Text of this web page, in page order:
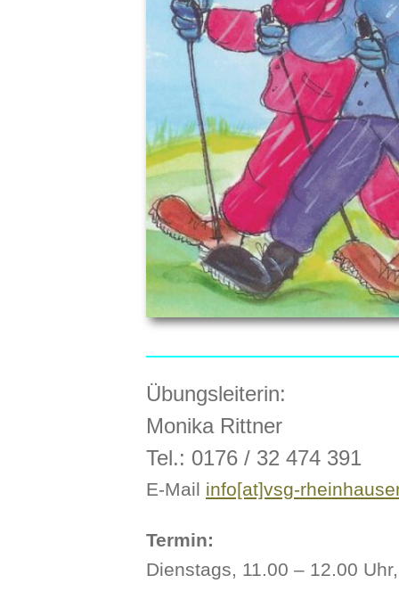
Übungsleiterin:
Monika Rittner
Tel.: 0176 / 32 474 391
E-Mail info[at]vsg-
Termin:
Dienstags, 11.00 – 12.00 Uhr,